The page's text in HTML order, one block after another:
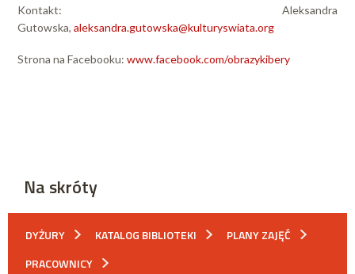
Kontakt: Aleksandra
Gutowska, aleksandra.gutowska@kulturyswiata.org
Strona na Facebooku: www.facebook.com/obrazykibery
Na skróty
DYŻURY KATALOG BIBLIOTEKI
PLANY ZAJĘĆ
PRACOWNICY